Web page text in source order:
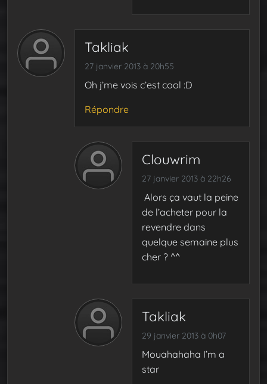
Takliak
27 janvier 2013 à 20h55
Oh j’me vois c’est cool :D
Répondre
Clouwrim
27 janvier 2013 à 22h26
Alors ça vaut la peine
de l’acheter pour la
revendre dans
quelque semaine plus
cher ? ^^
Takliak
29 janvier 2013 à 0h07
Mouahahaha I’m a
star